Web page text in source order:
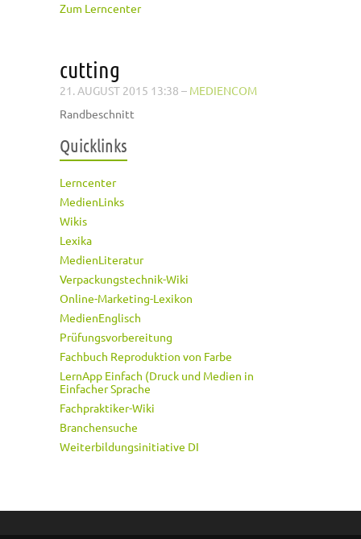
Zum Lerncenter
cutting
21. AUGUST 2015 13:38 – MEDIENCOM
Randbeschnitt
Quicklinks
Lerncenter
MedienLinks
Wikis
Lexika
MedienLiteratur
Verpackungstechnik-Wiki
Online-Marketing-Lexikon
MedienEnglisch
Prüfungsvorbereitung
Fachbuch Reproduktion von Farbe
LernApp Einfach (Druck und Medien in
Einfacher Sprache
Fachpraktiker-Wiki
Branchensuche
Weiterbildungsinitiative DI